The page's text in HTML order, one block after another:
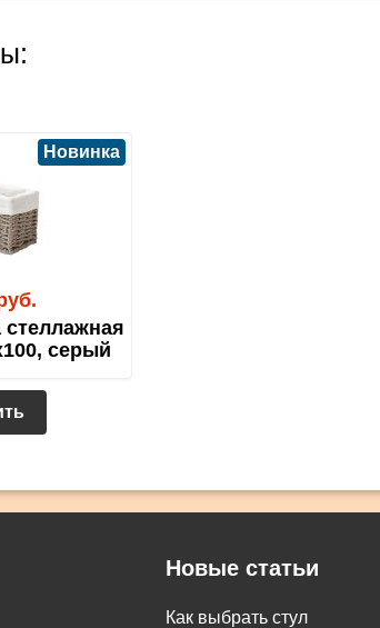
Новинка
стеллажная
серый
Новые статьи
Как выбрать стул